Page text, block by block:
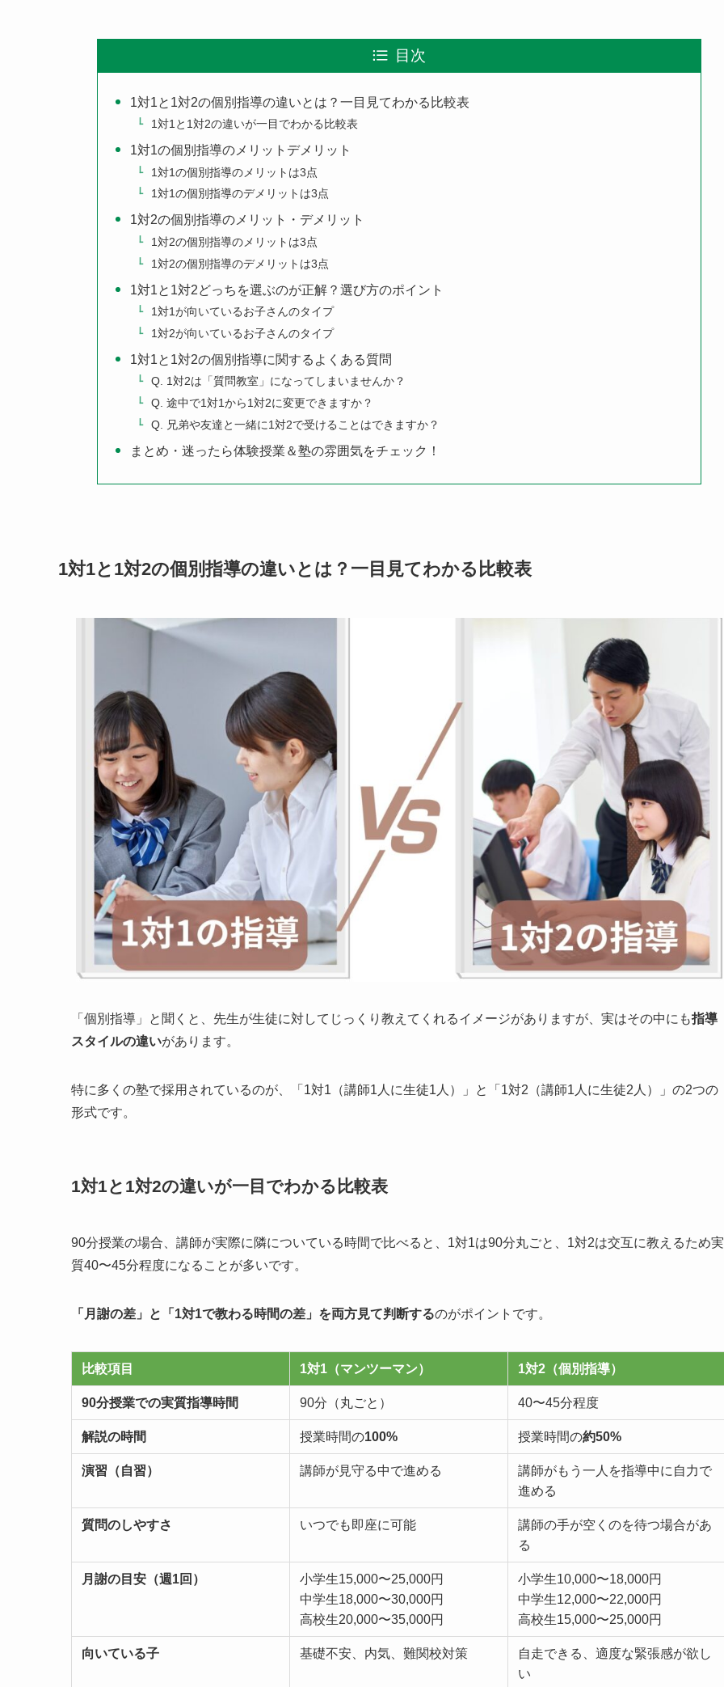
目次
1対1と1対2の個別指導の違いとは？一目見てわかる比較表
1対1と1対2の違いが一目でわかる比較表
1対1の個別指導のメリットデメリット
1対1の個別指導のメリットは3点
1対1の個別指導のデメリットは3点
1対2の個別指導のメリット・デメリット
1対2の個別指導のメリットは3点
1対2の個別指導のデメリットは3点
1対1と1対2どっちを選ぶのが正解？選び方のポイント
1対1が向いているお子さんのタイプ
1対2が向いているお子さんのタイプ
1対1と1対2の個別指導に関するよくある質問
Q. 1対2は「質問教室」になってしまいませんか？
Q. 途中で1対1から1対2に変更できますか？
Q. 兄弟や友達と一緒に1対2で受けることはできますか？
まとめ・迷ったら体験授業＆塾の雰囲気をチェック！
1対1と1対2の個別指導の違いとは？一目見てわかる比較表
「個別指導」と聞くと、先生が生徒に対してじっくり教えてくれるイメージがありますが、実はその中にも指導
スタイルの違いがあります。
特に多くの塾で採用されているのが、「1対1（講師1人に生徒1人）」と「1対2（講師1人に生徒2人）」の2つの
形式です。
1対1と1対2の違いが一目でわかる比較表
90分授業の場合、講師が実際に隣についている時間で比べると、1対1は90分丸ごと、1対2は交互に教えるため実
質40〜45分程度になることが多いです。
「月謝の差」と「1対1で教わる時間の差」を両方見て判断するのがポイントです。
比較項目 1対1（マンツーマン） 1対2（個別指導）
90分授業での実質指導時間 90分（丸ごと） 40〜45分程度
解説の時間 授業時間の100% 授業時間の約50%
演習（自習） 講師が見守る中で進める
講師がもう一人を指導中に自力で
進める
質問のしやすさ いつでも即座に可能
講師の手が空くのを待つ場合があ
る
月謝の目安（週1回）
小学生15,000〜25,000円
中学生18,000〜30,000円
高校生20,000〜35,000円
小学生10,000〜18,000円
中学生12,000〜22,000円
高校生15,000〜25,000円
向いている子 基礎不安、内気、難関校対策
自走できる、適度な緊張感が欲し
い